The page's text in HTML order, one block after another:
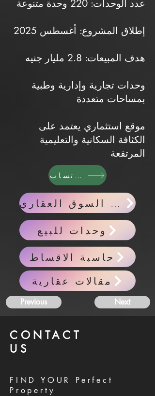
عدد الوحدات: 220 وحدة متنوعة
إطلاق المشروع: أغسطس 2025
هدف المبيعات: 2.8 مليار جنيه
وحدات تجارية وإدارية وطبية
بمساحات متعددة
موقع استثماري يعتمد على
الكثافة السكانية والتعليمية
المرتفعة
واتساب
اخبار السوق العقاري
وحدات للبيع
حاسبة الاقساط
مقالات عقارية
Previous Next
CONTACT
US
FIND YOUR Perfect
Property